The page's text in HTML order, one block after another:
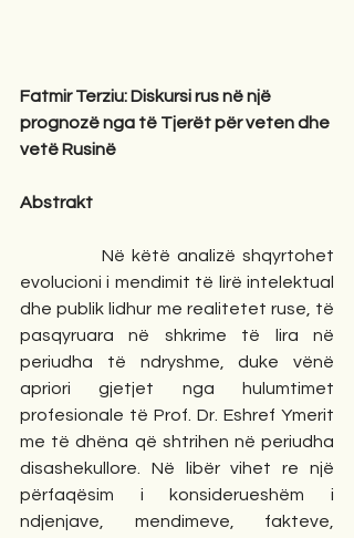
Fatmir Terziu: Diskursi rus në një
prognozë nga të Tjerët për veten dhe
vetë Rusinë
Abstrakt
Në këtë analizë shqyrtohet
evolucioni i mendimit të lirë intelektual
dhe publik lidhur me realitetet ruse, të
pasqyruara në shkrime të lira në
periudha të ndryshme, duke vënë
apriori gjetjet nga hulumtimet
profesionale të Prof. Dr. Eshref Ymerit
me të dhëna që shtrihen në periudha
disashekullore. Në libër vihet re një
përfaqësim i konsiderueshëm i
ndjenjave, mendimeve, fakteve,